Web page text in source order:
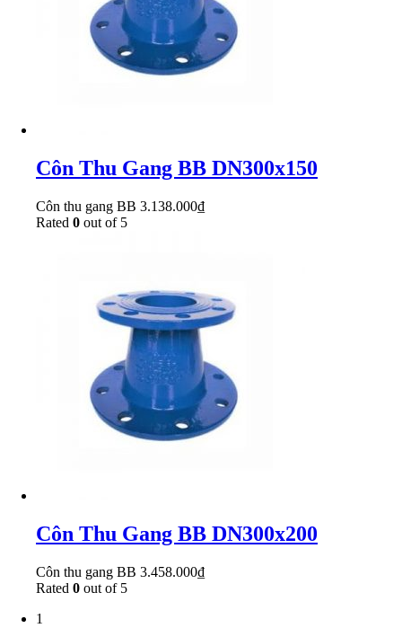
Côn Thu Gang BB DN300x150
Côn thu gang BB 3.138.000₫
Rated 0 out of 5
Côn Thu Gang BB DN300x200
Côn thu gang BB 3.458.000₫
Rated 0 out of 5
1